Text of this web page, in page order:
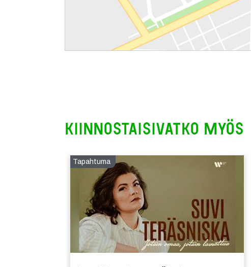
Kiinnostaisivatko myös
Tapahtuma